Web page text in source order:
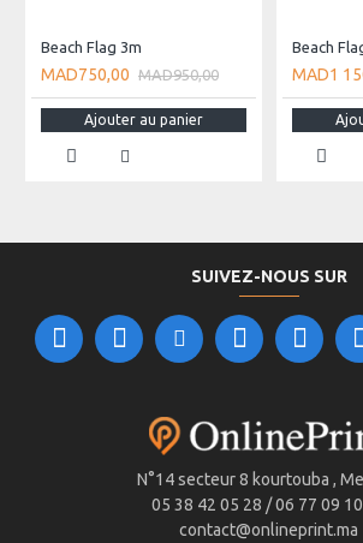
Beach Flag 3m
MAD750,00 MAD950,00
Ajouter au panier
Beach
MAD1
SUIVEZ-NOUS SUR
N°14 secteur 8 kourtouba ,
05 38 42 05 28 / 06 77 09
contact@onlineprint.ma